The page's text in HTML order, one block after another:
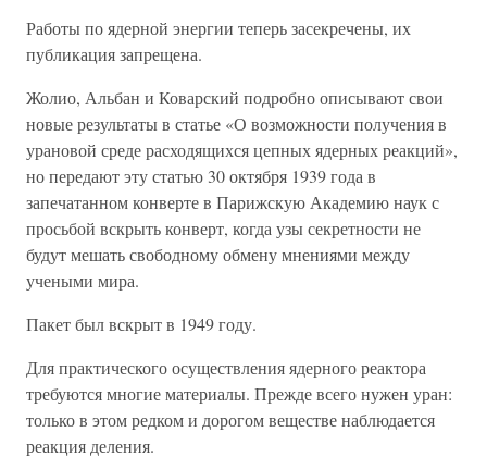
Работы по ядерной энергии теперь засекречены, их
публикация запрещена.
Жолио, Альбан и Коварский подробно описывают свои
новые результаты в статье «О возможности получения в
урановой среде расходящихся цепных ядерных реакций»,
но передают эту статью 30 октября 1939 года в
запечатанном конверте в Парижскую Академию наук с
просьбой вскрыть конверт, когда узы секретности не
будут мешать свободному обмену мнениями между
учеными мира.
Пакет был вскрыт в 1949 году.
Для практического осуществления ядерного реактора
требуются многие материалы. Прежде всего нужен уран:
только в этом редком и дорогом веществе наблюдается
реакция деления.